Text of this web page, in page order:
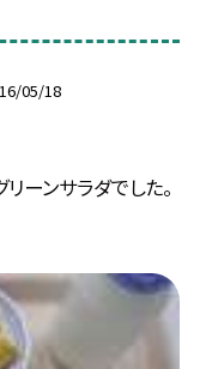
05/18
ーンサラダでした。